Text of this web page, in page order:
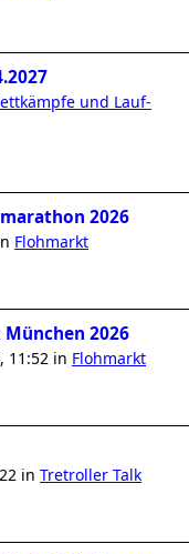
und Lauf-
2026
Flohmarkt
2026
11:52 in Flohmarkt
in Tretroller Talk